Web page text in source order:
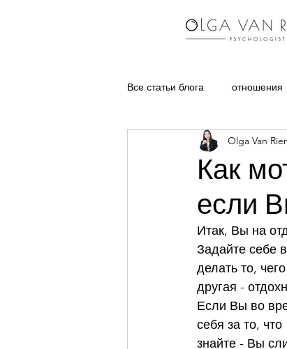
Все статьи блога отношения
воспитание детей
Как
если
Olga Van
Итак, Вы на
Задайте себе
делать то,
другая -
Если Вы во
себя за то,
знайте - Вы